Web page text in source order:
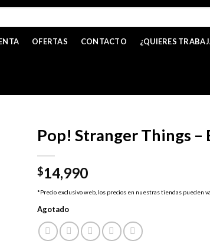
OFERTAS CONTACTO ¿QUIERES
Pop! Stranger Things –
$14,990
*Precio exclusivo web, los precios en nuestras tiendas pueden
Agotado